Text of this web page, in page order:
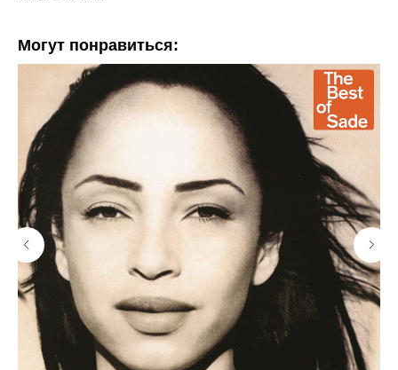
Могут понравиться: